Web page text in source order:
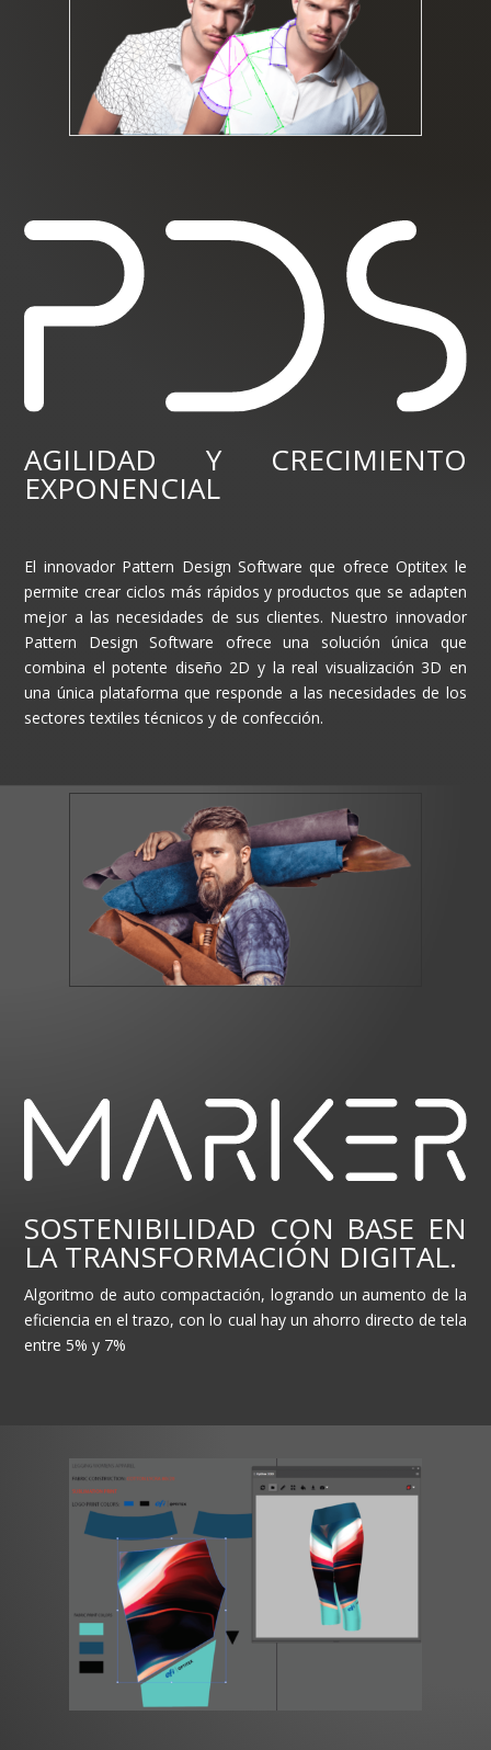
AGILIDAD Y CRECIMIENTO
EXPONENCIAL
El innovador Pattern Design Software que ofrece Optitex le
permite crear ciclos más rápidos y productos que se adapten
mejor a las necesidades de sus clientes. Nuestro innovador
Pattern Design Software ofrece una solución única que
combina el potente diseño 2D y la real visualización 3D en
una única plataforma que responde a las necesidades de los
sectores textiles técnicos y de confección.
SOSTENIBILIDAD CON BASE EN
LA TRANSFORMACIÓN DIGITAL.
Algoritmo de auto compactación, logrando un aumento de la
eficiencia en el trazo, con lo cual hay un ahorro directo de tela
entre 5% y 7%